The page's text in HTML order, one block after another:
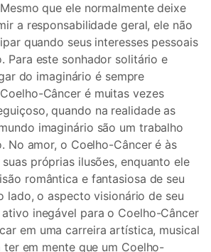
que ele normalmente deixe
a responsabilidade geral, ele não
quando seus interesses pessoais
Para este sonhador solitário e
do imaginário é sempre
Câncer é muitas vezes
quando na realidade as
imaginário são um trabalho
No amor, o Coelho-Câncer é às
próprias ilusões, enquanto ele
romântica e fantasiosa de seu
lado, o aspecto visionário de seu
inegável para o Coelho-Câncer
em uma carreira artística, musical
em mente que um Coelho-